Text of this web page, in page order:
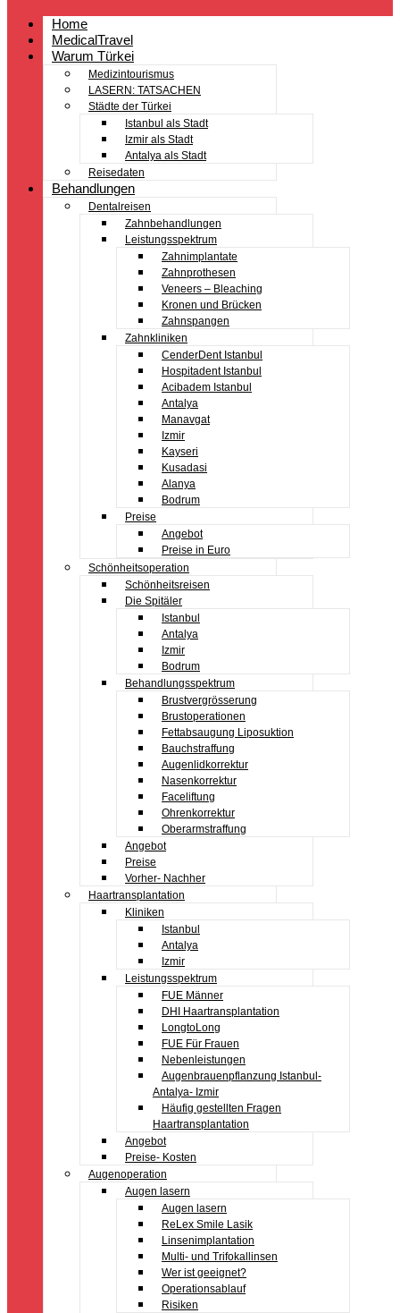
Home
MedicalTravel
Warum Türkei
Medizintourismus
LASERN: TATSACHEN
Städte der Türkei
Istanbul als Stadt
Izmir als Stadt
Antalya als Stadt
Reisedaten
Behandlungen
Dentalreisen
Zahnbehandlungen
Leistungsspektrum
Zahnimplantate
Zahnprothesen
Veneers – Bleaching
Kronen und Brücken
Zahnspangen
Zahnkliniken
CenderDent Istanbul
Hospitadent Istanbul
Acibadem Istanbul
Antalya
Manavgat
Izmir
Kayseri
Kusadasi
Alanya
Bodrum
Preise
Angebot
Preise in Euro
Schönheitsoperation
Schönheitsreisen
Die Spitäler
Istanbul
Antalya
Izmir
Bodrum
Behandlungsspektrum
Brustvergrösserung
Brustoperationen
Fettabsaugung Liposuktion
Bauchstraffung
Augenlidkorrektur
Nasenkorrektur
Faceliftung
Ohrenkorrektur
Oberarmstraffung
Angebot
Preise
Vorher- Nachher
Haartransplantation
Kliniken
Istanbul
Antalya
Izmir
Leistungsspektrum
FUE Männer
DHI Haartransplantation
LongtoLong
FUE Für Frauen
Nebenleistungen
Augenbrauenpflanzung Istanbul-
Antalya- Izmir
Häufig gestellten Fragen
Haartransplantation
Angebot
Preise- Kosten
Augenoperation
Augen lasern
Augen lasern
ReLex Smile Lasik
Linsenimplantation
Multi- und Trifokallinsen
Wer ist geeignet?
Operationsablauf
Risiken